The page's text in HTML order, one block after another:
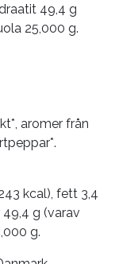
49,4 g
25,000 g.
aromer från
kcal), fett 3,4
g (varav
g.